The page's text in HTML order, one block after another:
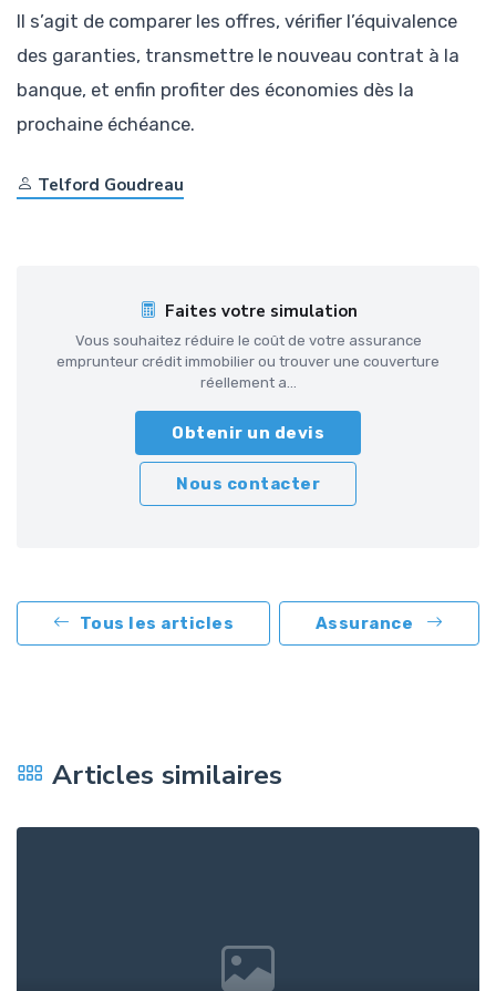
Il s’agit de comparer les offres, vérifier l’équivalence
des garanties, transmettre le nouveau contrat à la
banque, et enfin profiter des économies dès la
prochaine échéance.
Telford Goudreau
Faites votre simulation
Vous souhaitez réduire le coût de votre assurance
emprunteur crédit immobilier ou trouver une couverture
réellement a...
Obtenir un devis
Nous contacter
Tous les articles Assurance
Articles similaires